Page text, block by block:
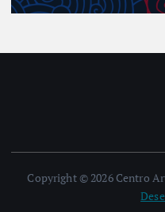
Copyright © 2026 Centro